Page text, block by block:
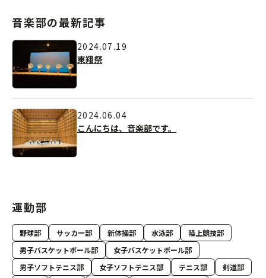
音楽部の最新記事
2024.07.19
東翔祭
2024.06.04
こんにちは、音楽部です。
運動部
野球部 サッカー部 新体操部 水泳部
陸上競技部
男子バスケットボール部
女子バスケットボール部
男子ソフトテニス部
女子ソフトテニス部 テニス部
剣道部